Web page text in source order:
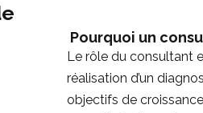
Pourquoi un
Le rôle du consultant
réalisation d’un
objectifs de